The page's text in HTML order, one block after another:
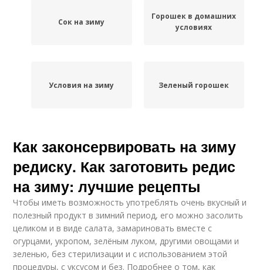
Сок на зиму
Горошек в домашних
условиях
Условия на зиму Зеленый горошек
Как законсервировать на зиму
редиску. Как заготовить редис
на зиму: лучшие рецепты
Чтобы иметь возможность употреблять очень вкусный и
полезный продукт в зимний период, его можно засолить
целиком и в виде салата, замариновать вместе с
огурцами, укропом, зелёным луком, другими овощами и
зеленью, без стерилизации и с использованием этой
процедуры, с уксусом и без. Подробнее о том, как